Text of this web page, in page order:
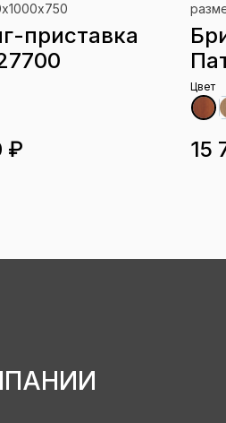
приставка
₽
Цвет
15